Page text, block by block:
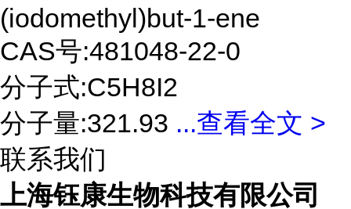
(iodomethyl)but-1-ene
CAS号:481048-22-0
分子式:C5H8I2
分子量:321.93 ...查看全文 >
联系我们
上海钰康生物科技有限公司